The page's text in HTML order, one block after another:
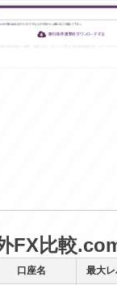
FX比較
口座名 最大